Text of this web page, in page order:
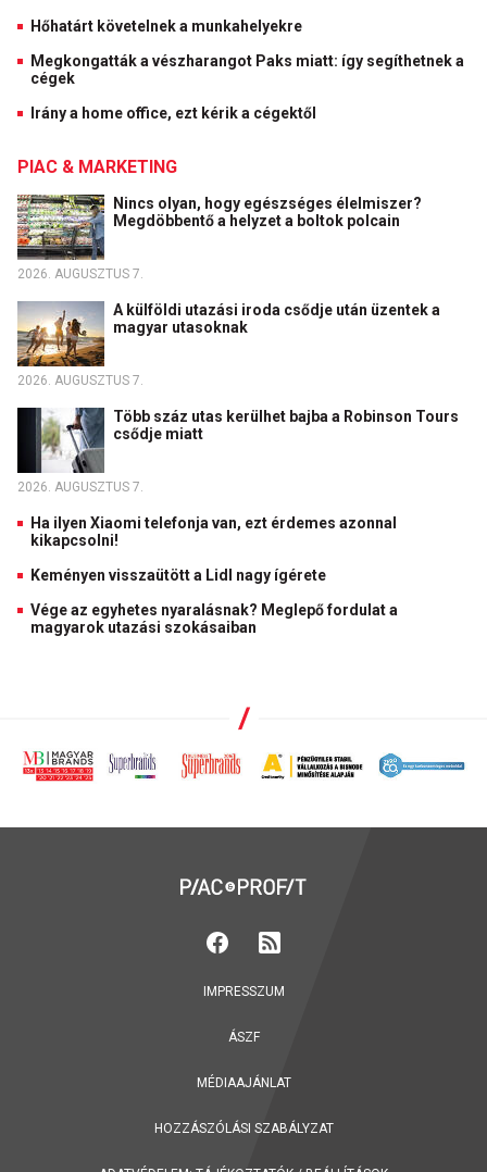
Hőhatárt követelnek a munkahelyekre
Megkongatták a vészharangot Paks miatt: így segíthetnek a
cégek
Irány a home office, ezt kérik a cégektől
PIAC & MARKETING
Nincs olyan, hogy egészséges élelmiszer?
Megdöbbentő a helyzet a boltok polcain
2026. AUGUSZTUS 7.
A külföldi utazási iroda csődje után üzentek a
magyar utasoknak
2026. AUGUSZTUS 7.
Több száz utas kerülhet bajba a Robinson Tours
csődje miatt
2026. AUGUSZTUS 7.
Ha ilyen Xiaomi telefonja van, ezt érdemes azonnal
kikapcsolni!
Keményen visszaütött a Lidl nagy ígérete
Vége az egyhetes nyaralásnak? Meglepő fordulat a
magyarok utazási szokásaiban
IMPRESSZUM
ÁSZF
MÉDIAAJÁNLAT
HOZZÁSZÓLÁSI SZABÁLYZAT